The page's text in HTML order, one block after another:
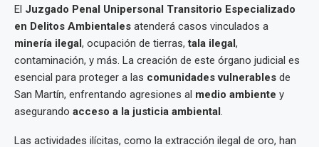
El Juzgado Penal Unipersonal Transitorio Especializado
en Delitos Ambientales atenderá casos vinculados a
minería ilegal, ocupación de tierras,tala ilegal,
contaminación, y más. La creación de este órgano judicial es
esencial para proteger a las comunidades vulnerables de
San Martín, enfrentando agresiones al medio ambiente y
asegurando acceso a la justicia ambiental.
Las actividades ilícitas, como la extracción ilegal de oro, han